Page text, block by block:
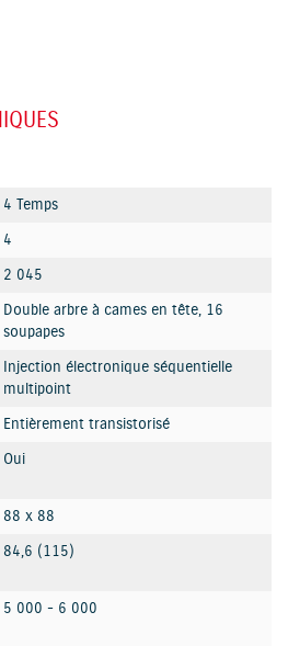
4 Temps
4
2 045
Double arbre à cames en tête, 16
soupapes
Injection électronique séquentielle
multipoint
Entièrement transistorisé
Oui
88 x 88
84,6 (115)
5 000 - 6 000